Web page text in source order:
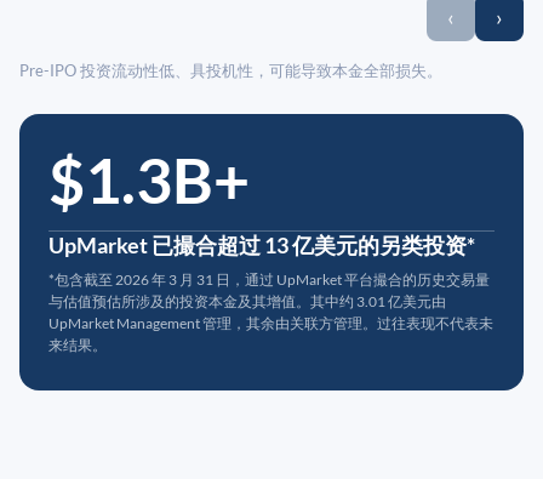
‹ ›
Pre-IPO 投资流动性低、具投机性，可能导致本金全部损失。
$1.3B+
UpMarket 已撮合超过 13 亿美元的另类投资*
*包含截至 2026 年 3 月 31 日，通过 UpMarket 平台撮合的历史交易量
与估值预估所涉及的投资本金及其增值。其中约 3.01 亿美元由
UpMarket Management 管理，其余由关联方管理。过往表现不代表未
来结果。